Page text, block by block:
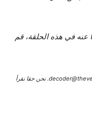
عنه في هذه الحلقة، قم
أسئلة أو تعليقات حول هذه الحلقة؟ تابعنا على decoder@theverge.com. نحن حقا نقرأ